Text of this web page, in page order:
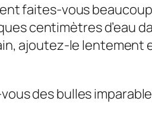
faites-vous
centimètres d’eau
ajoutez-le lentement
des bulles